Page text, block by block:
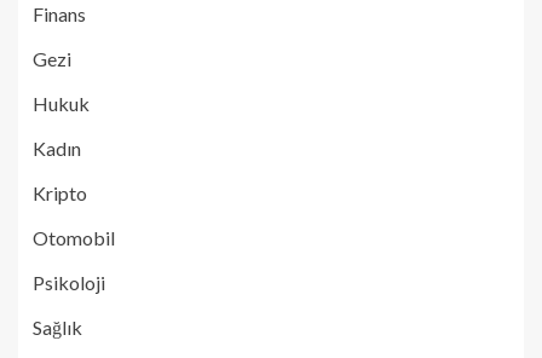
Finans
Gezi
Hukuk
Kadın
Kripto
Otomobil
Psikoloji
Sağlık